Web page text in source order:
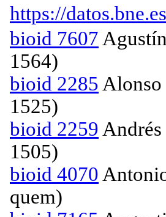
https://
bioid 7607
1564)
bioid 2285 Alonso
1525)
bioid 2259
1505)
bioid 4070
quem)